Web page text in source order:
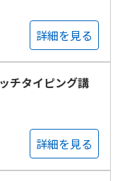
詳細を見る
チタイピング講
詳細を見る